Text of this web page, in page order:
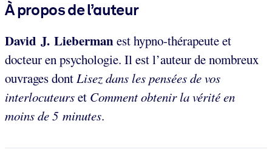
À propos de l’auteur
David J. Liebermanest hypno-thérapeute et
docteur en psychologie. Il est l’auteur de nombreux
ouvrages dontLisez dans les pensées de vos
interlocuteurset Comment obtenir la vérité en
moins de 5 minutes.